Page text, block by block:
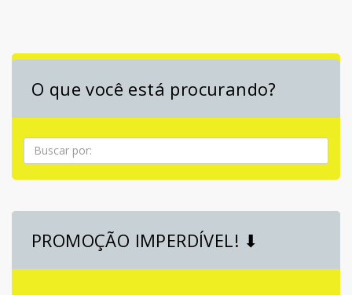
O que você está procurando?
Pesquisa
PROMOÇÃO IMPERDÍVEL! ⬇